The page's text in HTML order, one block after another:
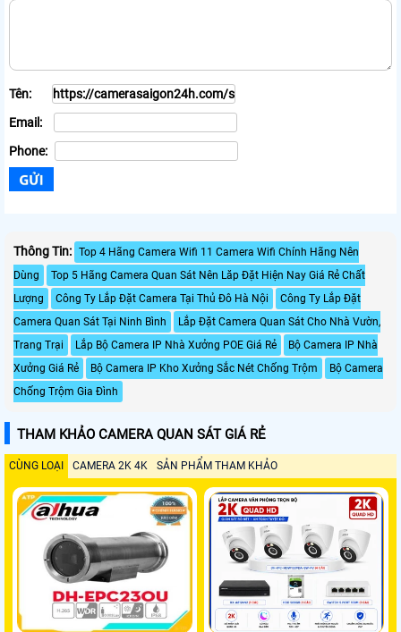
Tên:
Email:
Phone:
Thông Tin: Top 4 Hãng Camera Wifi 11 Camera Wifi Chính Hãng Nên
Dùng
Top 5 Hãng Camera Quan Sát Nên Lăp Đặt Hiện Nay Giá Rẻ Chất
Lượng
Công Ty Lắp Đặt Camera Tại Thủ Đô Hà Nội
Công Ty Lắp Đặt
Camera Quan Sát Tại Ninh Bình
Lắp Đặt Camera Quan Sát Cho Nhà Vườn,
Trang Trại
Lắp Bộ Camera IP Nhà Xưởng POE Giá Rẻ
Bộ Camera IP Nhà
Xưởng Giá Rẻ
Bộ Camera IP Kho Xưởng Sắc Nét Chống Trộm
Bộ Camera
Chống Trộm Gia Đình
THAM KHẢO CAMERA QUAN SÁT GIÁ RẺ
CÙNG LOẠI CAMERA 2K 4K SẢN PHẨM THAM KHẢO